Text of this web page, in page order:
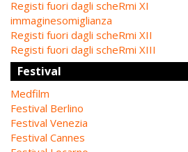
Registi fuori dagli scheRmi XI
immaginesomiglianza
Registi fuori dagli scheRmi XII
Registi fuori dagli scheRmi XIII
Festival
Medfilm
Festival Berlino
Festival Venezia
Festival Cannes